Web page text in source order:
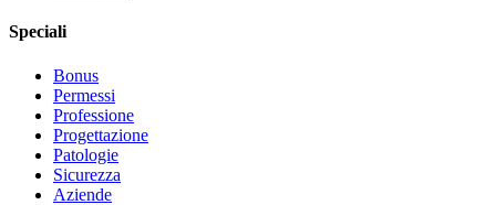
Speciali
Bonus
Permessi
Professione
Progettazione
Patologie
Sicurezza
Aziende